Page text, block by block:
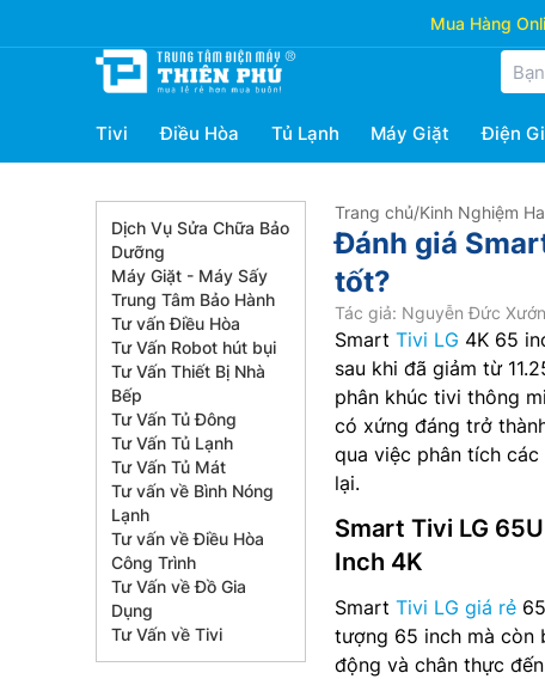
Mua Hàng
Tivi Điều Hòa Tủ Lạnh Máy Giặt Điện
Dịch Vụ Sửa Chữa Bảo
Dưỡng
Máy Giặt - Máy Sấy
Trung Tâm Bảo Hành
Tư vấn Điều Hòa
Tư Vấn Robot hút bụi
Tư Vấn Thiết Bị Nhà
Bếp
Tư Vấn Tủ Đông
Tư Vấn Tủ Lạnh
Tư Vấn Tủ Mát
Tư vấn về Bình Nóng
Lạnh
Tư vấn về Điều Hòa
Công Trình
Tư Vấn về Đồ Gia
Dụng
Tư Vấn về Tivi
Trang chủ/Kinh Nghiệm
Đánh giá
tốt?
Tác giả: Nguyễn Đức
Smart Tivi LG 4K 65
sau khi đã giảm từ
phân khúc tivi thông
có xứng đáng trở
qua việc phân tích
lại.
Smart Tivi LG
Inch 4K
Smart Tivi LG giá rẻ
tượng 65 inch mà còn
động và chân thực